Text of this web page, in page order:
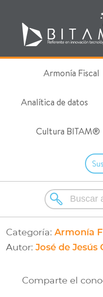
Armonía Fiscal
Analítica de datos
Cultura BITAM®
Categoría: Armonía
Autor: José de Jesús
Comparte el